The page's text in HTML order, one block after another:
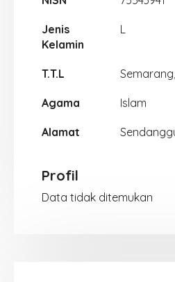
Jenis
Kelamin
L
T.T.L
Agama Islam
Alamat
Profil
Data tidak ditemukan